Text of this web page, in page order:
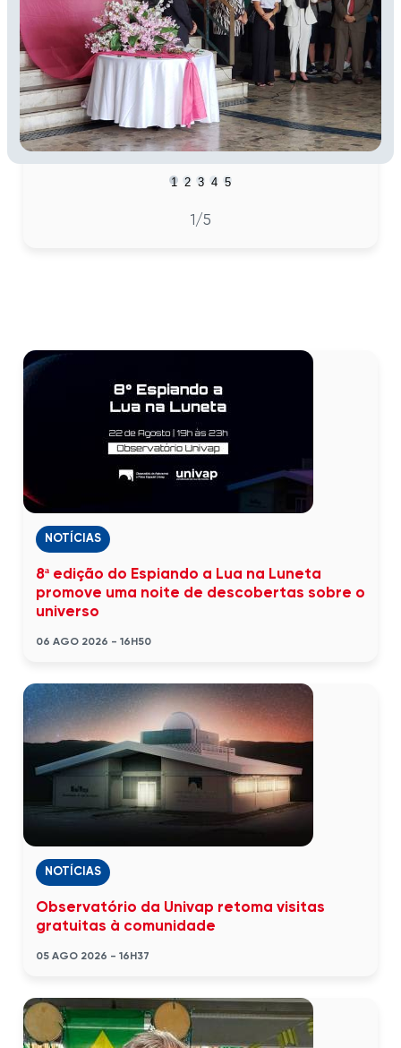
1 2 3 4 5
1/5
NOTÍCIAS
8ª edição do Espiando a Lua na Luneta
promove uma noite de descobertas sobre o
universo
06 AGO 2026 - 16H50
NOTÍCIAS
Observatório da Univap retoma visitas
gratuitas à comunidade
05 AGO 2026 - 16H37